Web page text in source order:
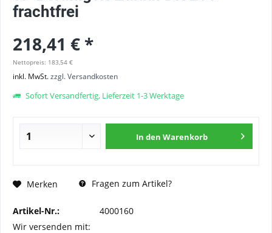
frachtfrei
218,41 € *
Nettopreis: 183,54 €
inkl. MwSt.zzgl. Versandkosten
Sofort Versandfertig, Lieferzeit 1-3 Werktage
In den Warenkorb
Merken Fragen zum Artikel?
Artikel-Nr.:
4000160
Wir versenden mit: